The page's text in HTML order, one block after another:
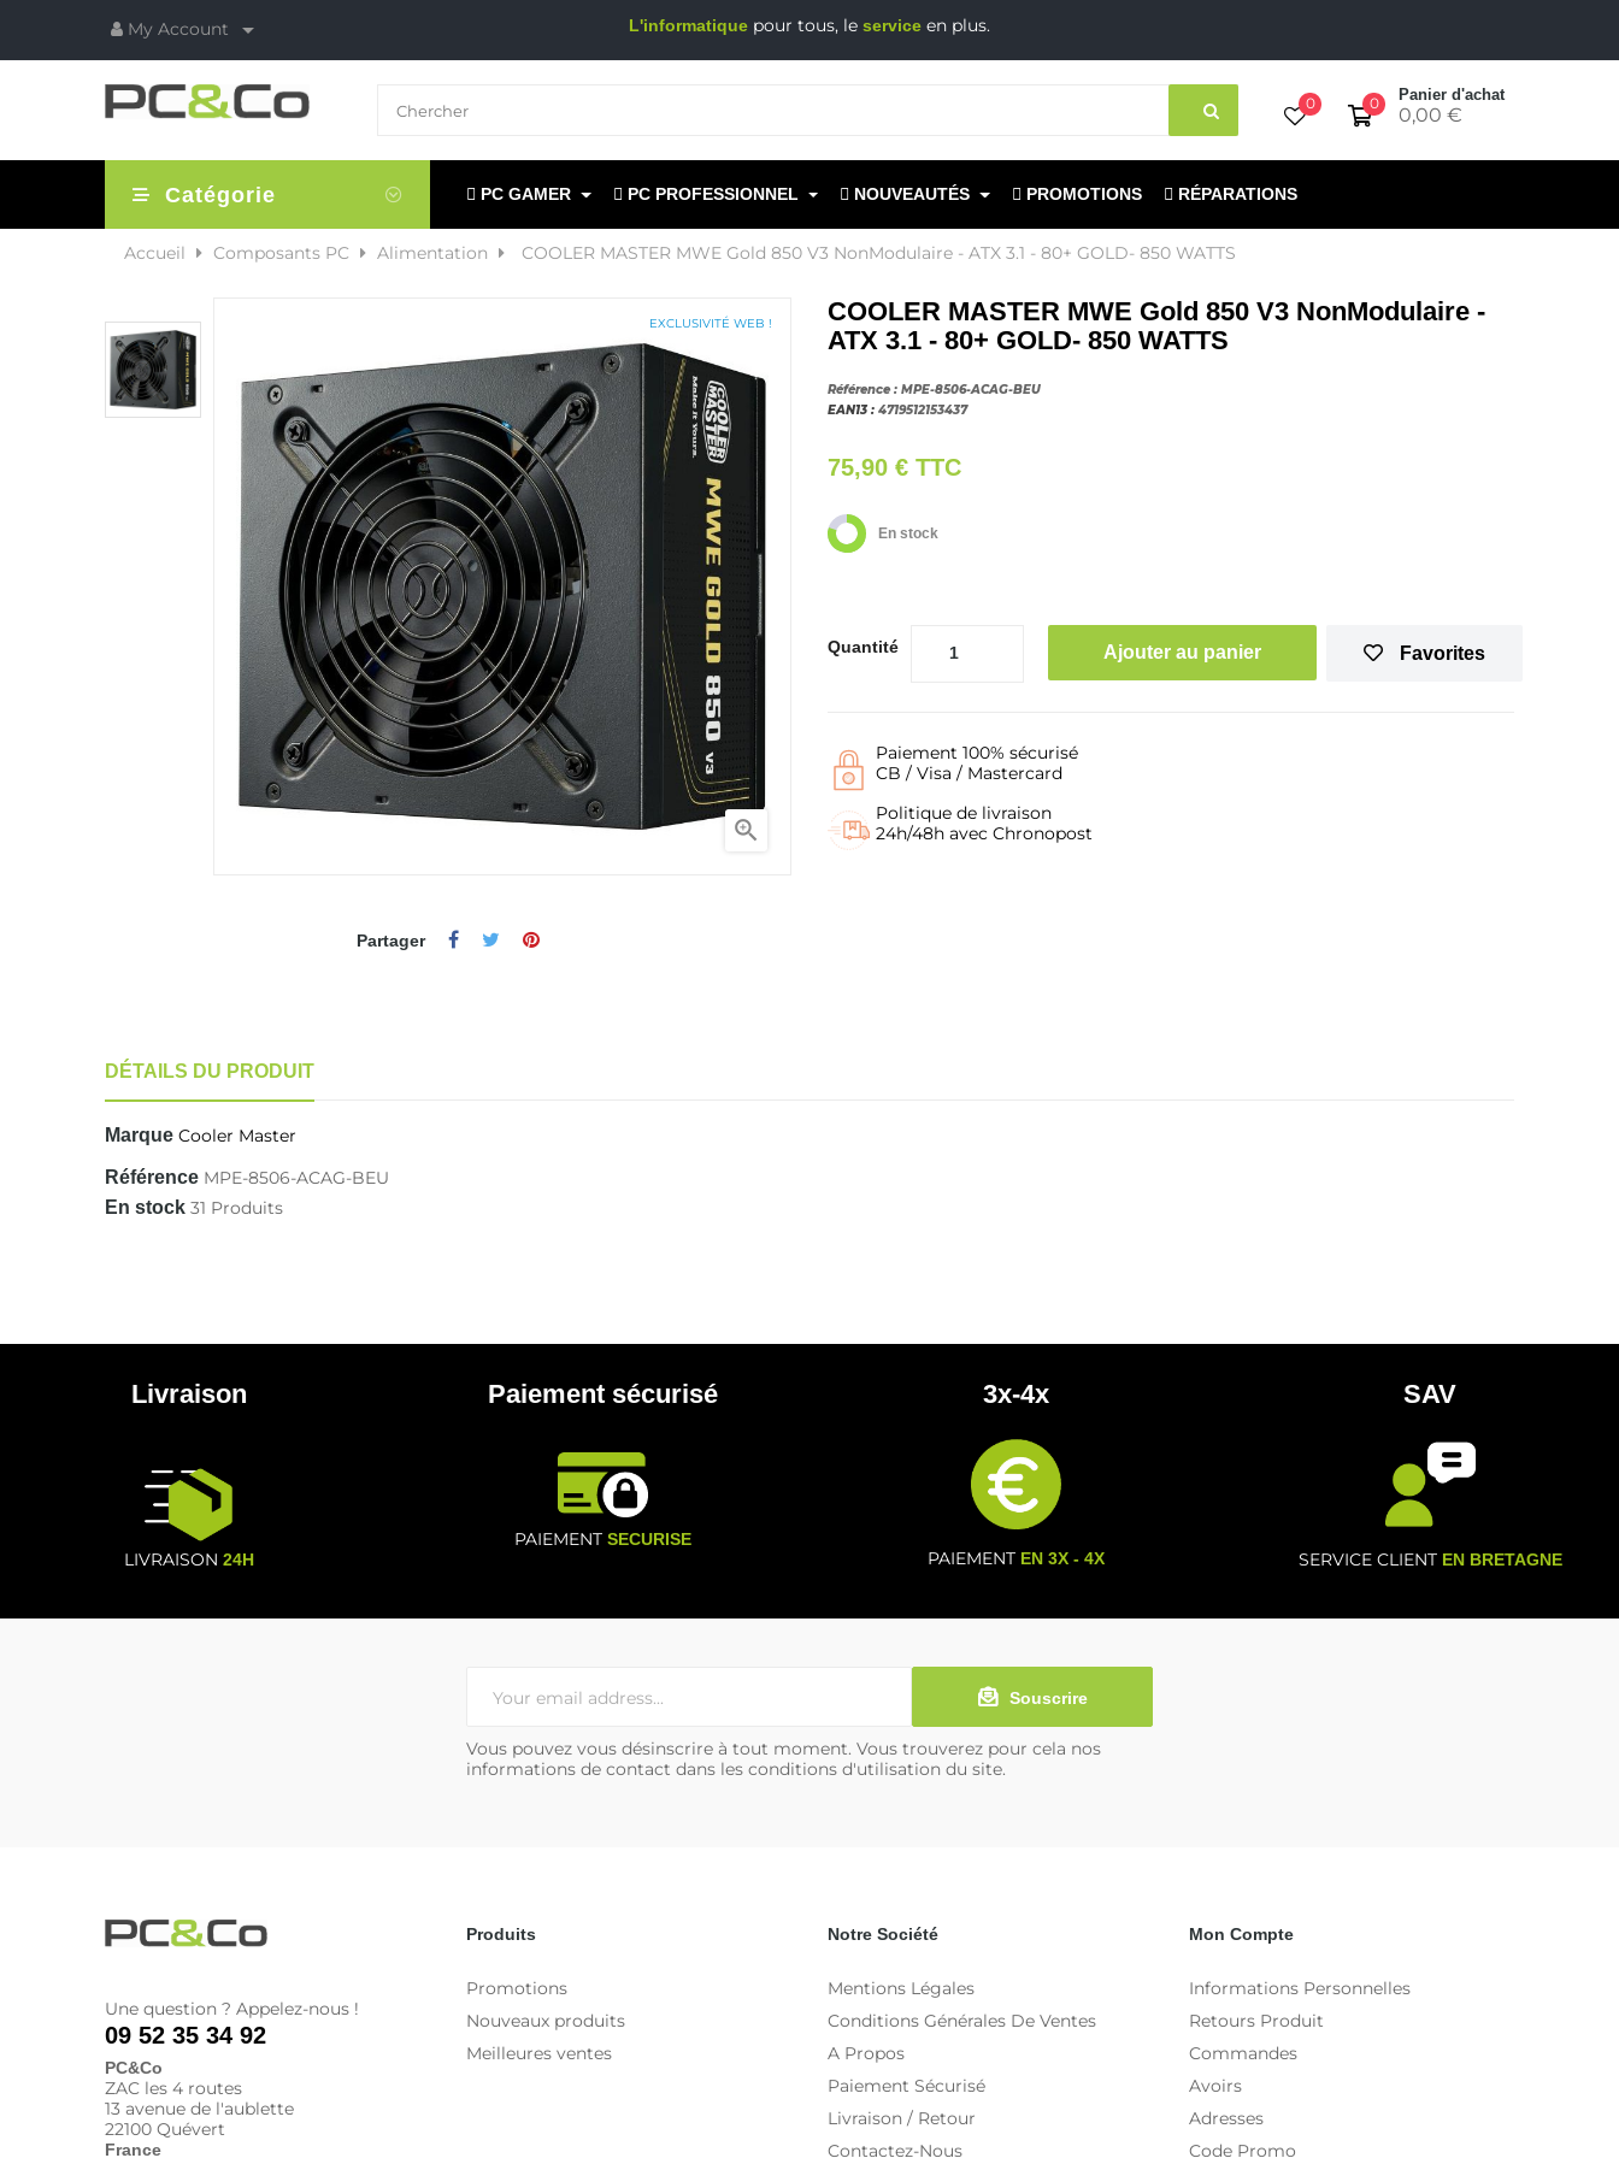
My Account  L'informatique pour tous, le service en plus.
0 Panier d'achat
0,00 €
0
Catégorie PC GAMER PC PROFESSIONNEL NOUVEAUTÉS PROMOTIONS RÉPARATIONS
Accueil Composants PC Alimentation COOLER MASTER MWE Gold 850 V3 NonModulaire - ATX 3.1 - 80+ GOLD- 850 WATTS
EXCLUSIVITÉ WEB !

Partager
COOLER MASTER MWE Gold 850 V3 NonModulaire -
ATX 3.1 - 80+ GOLD- 850 WATTS
Référence : MPE-8506-ACAG-BEU
EAN13 : 4719512153437
75,90 € TTC
En stock
Quantité Ajouter au panier Favorites
Paiement 100% sécurisé
CB / Visa / Mastercard
Politique de livraison
24h/48h avec Chronopost
DÉTAILS DU PRODUIT
Marque Cooler Master
Référence MPE-8506-ACAG-BEU
En stock 31 Produits
Livraison
LIVRAISON 24H
Paiement sécurisé
PAIEMENT SECURISE
3x-4x
PAIEMENT EN 3X - 4X
SAV
SERVICE CLIENT EN BRETAGNE
Souscrire
Vous pouvez vous désinscrire à tout moment. Vous trouverez pour cela nos
informations de contact dans les conditions d'utilisation du site.
Une question ? Appelez-nous !
09 52 35 34 92
PC&Co
ZAC les 4 routes
13 avenue de l'aublette
22100 Quévert
France
Produits
Promotions
Nouveaux produits
Meilleures ventes
Notre Société
Mentions Légales
Conditions Générales De Ventes
A Propos
Paiement Sécurisé
Livraison / Retour
Contactez-Nous
Mon Compte
Informations Personnelles
Retours Produit
Commandes
Avoirs
Adresses
Code Promo